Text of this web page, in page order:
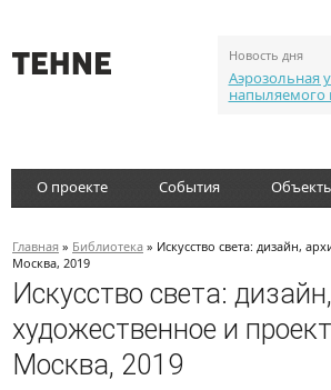
Новость дня
Аэрозольная
напыляемого
О проекте События
Главная » Библиотека » Искусство света: дизайн,
Москва, 2019
Искусство света:
художественное и
Москва, 2019